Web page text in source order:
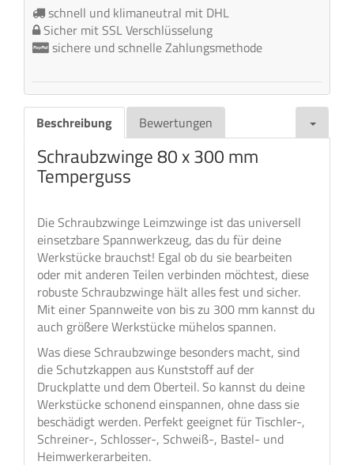
schnell und klimaneutral mit DHL
Sicher mit SSL Verschlüsselung
sichere und schnelle Zahlungsmethode
Beschreibung Bewertungen
Schraubzwinge 80 x 300 mm
Temperguss
Die Schraubzwinge Leimzwinge ist das universell
einsetzbare Spannwerkzeug, das du für deine
Werkstücke brauchst! Egal ob du sie bearbeiten
oder mit anderen Teilen verbinden möchtest, diese
robuste Schraubzwinge hält alles fest und sicher.
Mit einer Spannweite von bis zu 300 mm kannst du
auch größere Werkstücke mühelos spannen.
Was diese Schraubzwinge besonders macht, sind
die Schutzkappen aus Kunststoff auf der
Druckplatte und dem Oberteil. So kannst du deine
Werkstücke schonend einspannen, ohne dass sie
beschädigt werden. Perfekt geeignet für Tischler-,
Schreiner-, Schlosser-, Schweiß-, Bastel- und
Heimwerkerarbeiten.